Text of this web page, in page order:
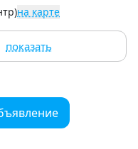
на карте
показать